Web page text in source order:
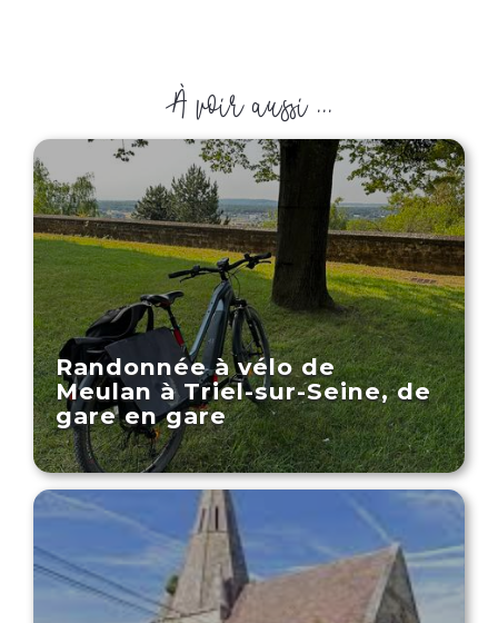
À voir aussi ...
Randonnée à vélo de
Meulan à Triel-sur-Seine, de
gare en gare